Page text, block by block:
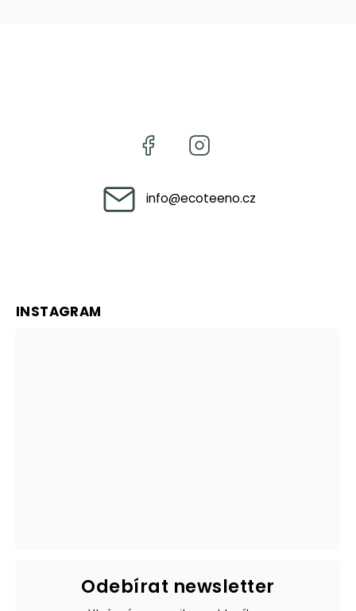
info@ecoteeno.cz
INSTAGRAM
Odebírat newsletter